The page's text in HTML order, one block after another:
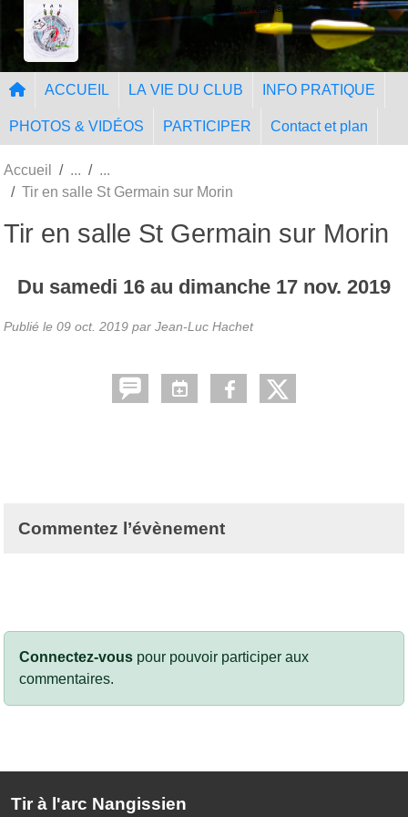
Tir à l'Arc Nangissien
ACCUEIL LA VIE DU CLUB INFO PRATIQUE
PHOTOS & VIDÉOS PARTICIPER Contact et plan
Accueil
Tir en salle St Germain sur Morin
Tir en salle St Germain sur Morin
Du samedi 16 au dimanche 17 nov. 2019
Publié le 09 oct. 2019 par Jean-Luc Hachet
Commentez l’évènement
Connectez-vous pour pouvoir participer aux
commentaires.
Tir à l'arc Nangissien
Panneau de gestion des cookies